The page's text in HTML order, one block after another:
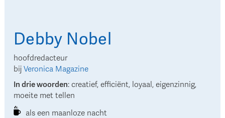
Debby Nobel
hoofdredacteur
bij Veronica Magazine
In drie woorden: creatief, efficiënt, loyaal, eigenzinnig,
moeite met tellen
als een maanloze nacht